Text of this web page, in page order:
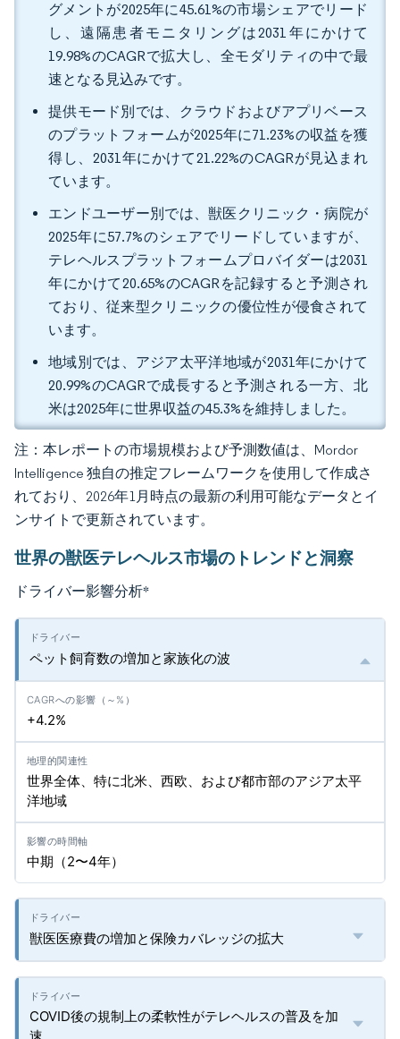
グメントが2025年に45.61%の市場シェアでリード
し、遠隔患者モニタリングは2031年にかけて
19.98%のCAGRで拡大し、全モダリティの中で最
速となる見込みです。
提供モード別では、クラウドおよびアプリベース
のプラットフォームが2025年に71.23%の収益を獲
得し、2031年にかけて21.22%のCAGRが見込まれ
ています。
エンドユーザー別では、獣医クリニック・病院が
2025年に57.7%のシェアでリードしていますが、
テレヘルスプラットフォームプロバイダーは2031
年にかけて20.65%のCAGRを記録すると予測され
ており、従来型クリニックの優位性が侵食されて
います。
地域別では、アジア太平洋地域が2031年にかけて
20.99%のCAGRで成長すると予測される一方、北
米は2025年に世界収益の45.3%を維持しました。
注：本レポートの市場規模および予測数値は、Mordor
Intelligence 独自の推定フレームワークを使用して作成さ
れており、2026年1月時点の最新の利用可能なデータとイ
ンサイトで更新されています。
世界の獣医テレヘルス市場のトレンドと洞察
ドライバー影響分析*
ペット飼育数の増加と家族化の波
+4.2%
世界全体、特に北米、西欧、および都市部のアジア太平
洋地域
中期（2〜4年）
獣医医療費の増加と保険カバレッジの拡大
COVID後の規制上の柔軟性がテレヘルスの普及を加